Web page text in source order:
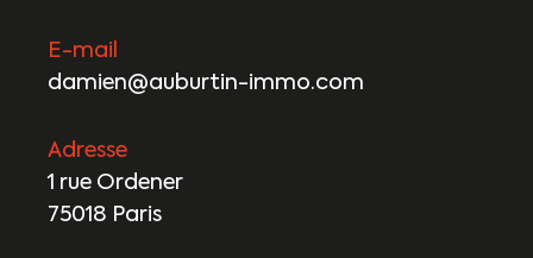
E-mail
damien@auburtin-immo.com
Adresse
1 rue Ordener
75018 Paris